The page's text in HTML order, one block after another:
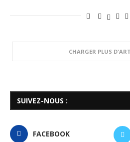
CHARGER PLUS
SUIVEZ-NOUS :
FACEBOOK